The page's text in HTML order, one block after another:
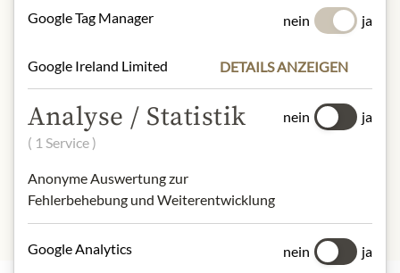
100g enthalten im Durchschnitt
Fett:
10,4g
- davon Zucker: 21g
Eiweiß
Google Tag Manager nein ja
Google Ireland Limited DETAILS ANZEIGEN
Analyse / Statistik
( 1 Service )
Anonyme Auswertung zur
Fehlerbehebung und Weiterentwicklung
nein ja
Google Analytics nein ja